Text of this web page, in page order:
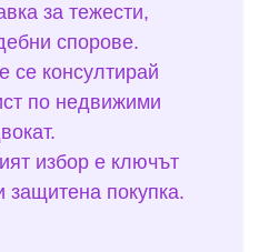
за тежести,
спорове.
се консултирай
по недвижими
избор е ключът
защитена покупка.